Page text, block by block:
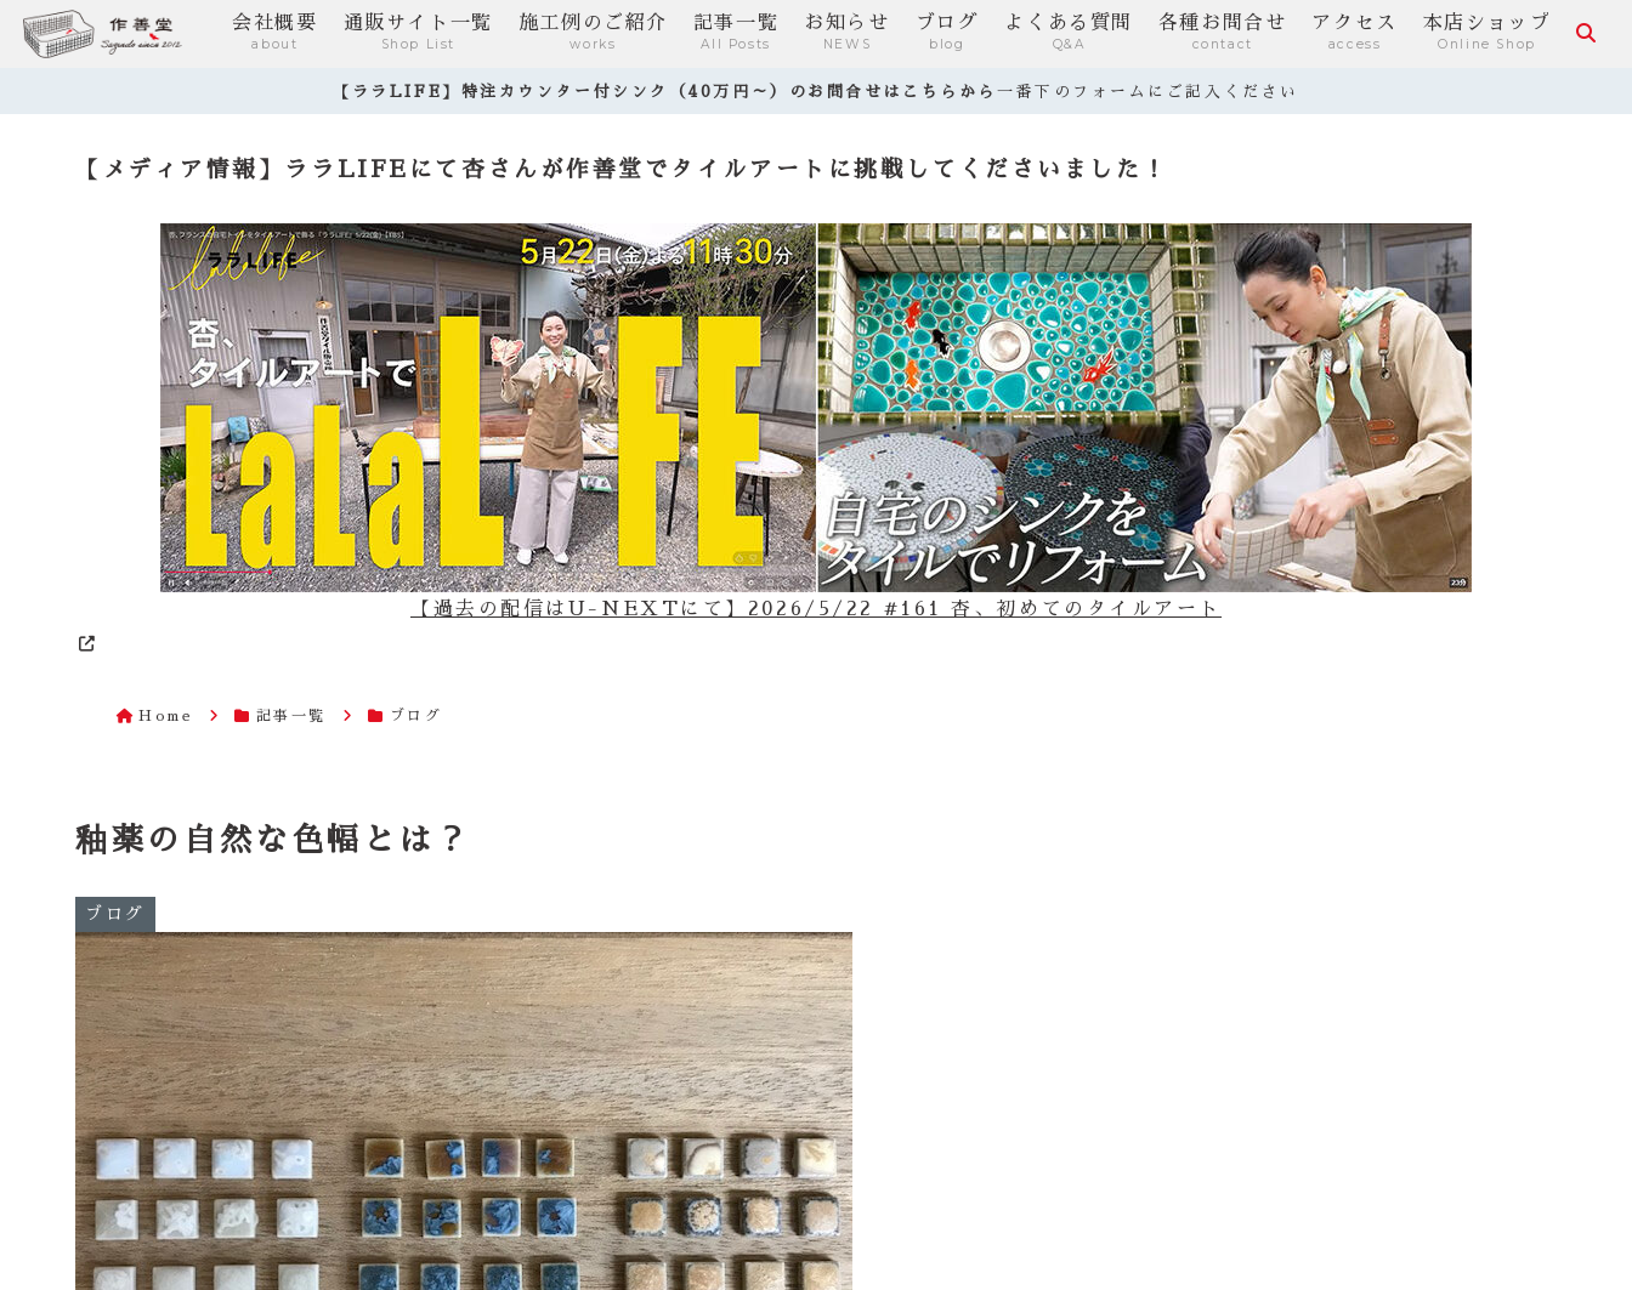
会社概要
about
通販サイト一覧
Shop List
施工例のご紹介
works
記事一覧
All Posts
お知らせ
NEWS
ブログ
blog
よくある質問
Q&A
各種お問合せ
contact
アクセス
access
本店ショップ
Online Shop
【ララLIFE】特注カウンター付シンク（40万円～）のお問合せはこちらから 一番下のフォームにご記入ください
【メディア情報】ララLIFEにて杏さんが作善堂でタイルアートに挑戦してくださいました！
【過去の配信はU-NEXTにて】2026/5/22 #161 杏、初めてのタイルアート
Home 記事一覧 ブログ
釉薬の自然な色幅とは？
ブログ